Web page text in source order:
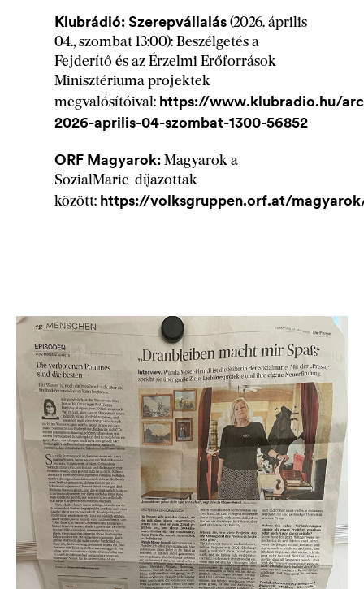
Klubrádió: Szerepvállalás (2026. április
04., szombat 13:00): Beszélgetés a
Fejderítő és az Érzelmi Erőforrások
Minisztériuma projektek
megvalósítóival: https://www.klubradio.hu/
2026-aprilis-04-szombat-1300-56852
ORF Magyarok:Magyarok a
SozialMarie-díjazottak
között: https://volksgruppen.orf.at/